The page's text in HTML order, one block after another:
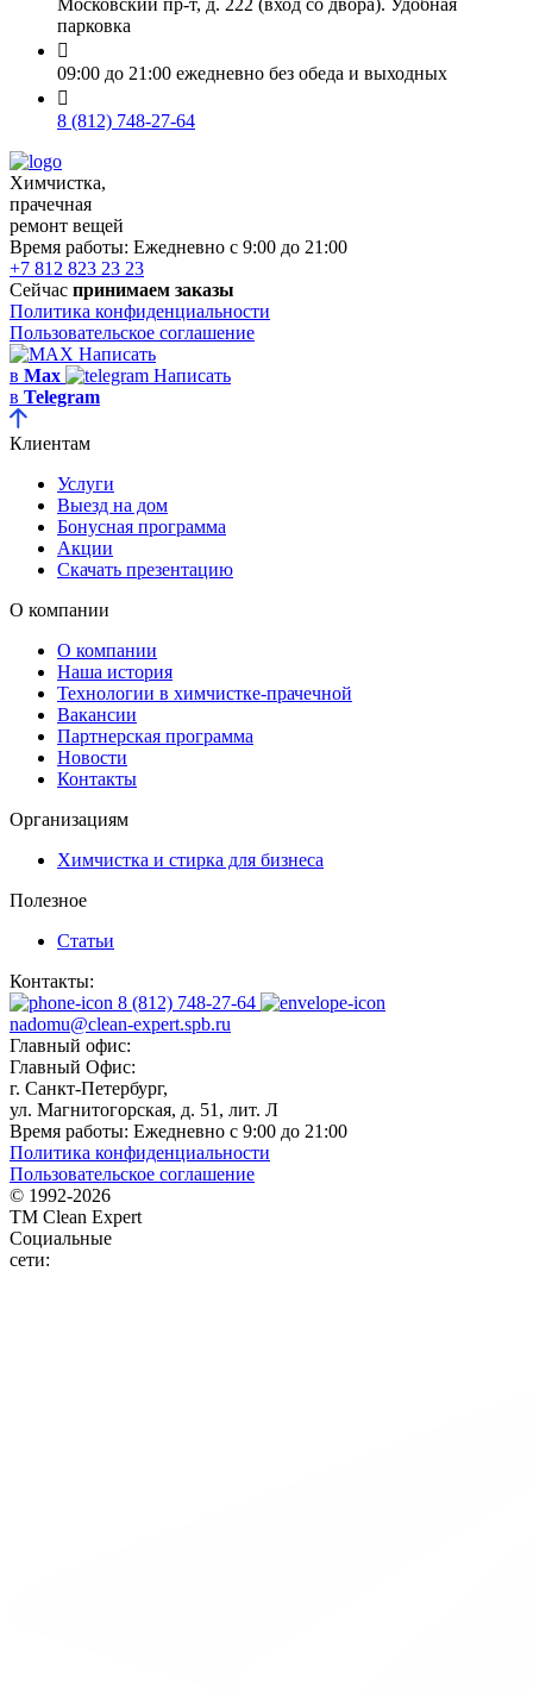
Московский пр-т, д. 222 (вход со двора). Удобная
парковка

09:00 до 21:00 ежедневно без обеда и выходных

8 (812) 748-27-64
Химчистка,
прачечная
ремонт вещей
Время работы: Ежедневно с 9:00 до 21:00
+7 812 823 23 23
Сейчас принимаем заказы
Политика конфиденциальности
Пользовательское соглашение
Написать
в Max
Написать
в Telegram
Клиентам
Услуги
Выезд на дом
Бонусная программа
Акции
Скачать презентацию
О компании
О компании
Наша история
Технологии в химчистке-прачечной
Вакансии
Партнерская программа
Новости
Контакты
Организациям
Химчистка и стирка для бизнеса
Полезное
Статьи
Контакты:
8 (812) 748-27-64
nadomu@clean-expert.spb.ru
Главный офис:
Главный Офис:
г. Санкт-Петербург,
ул. Магнитогорская, д. 51, лит. Л
Время работы: Ежедневно с 9:00 до 21:00
Политика конфиденциальности
Пользовательское соглашение
© 1992-2026
TM Clean Expert
Социальные
сети: